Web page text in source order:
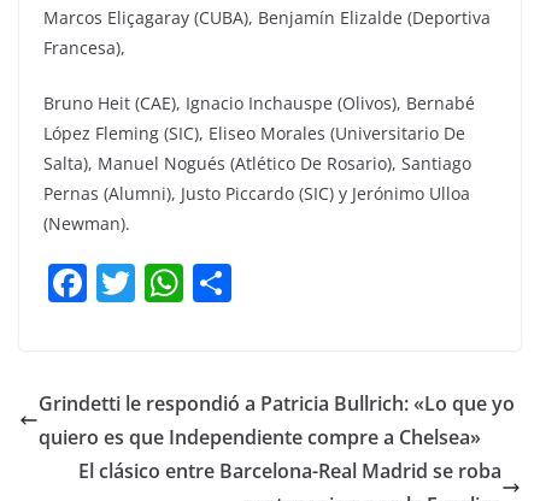
Marcos Eliçagaray (CUBA), Benjamín Elizalde (Deportiva
Francesa),
Bruno Heit (CAE), Ignacio Inchauspe (Olivos), Bernabé
López Fleming (SIC), Eliseo Morales (Universitario De
Salta), Manuel Nogués (Atlético De Rosario), Santiago
Pernas (Alumni), Justo Piccardo (SIC) y Jerónimo Ulloa
(Newman).
F
a
e
b
o
T
w
er
W
h
s
A
p
p
ar
tir
Grindetti le respondió a Patricia Bullrich: «Lo que yo
quiero es que Independiente compre a Chelsea»
El clásico entre Barcelona-Real Madrid se roba